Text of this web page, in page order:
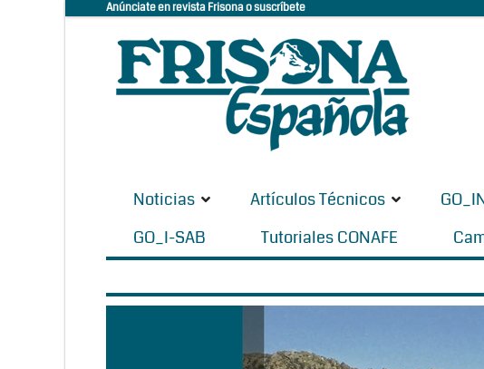
Anúnciate en revista Frisona o suscríbete
Noticias Artículos Técnicos
GO_I-SAB
Tutoriales CONAFE